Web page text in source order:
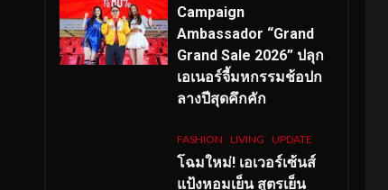
Campaign
Ambassador “Grand
Grand Sale 2026” ปลุก
เอเนอร์จี้มหกรรมช้อปก
ลางปีสุดคึกคัก
FASHION LIVING UPDATE
โฉมใหม่! เอเวอร์เซ้นส์
แป้งหอมเย็น สูตรเย็น